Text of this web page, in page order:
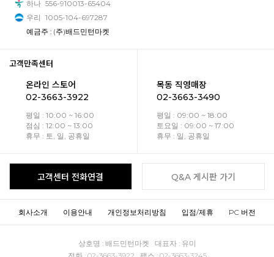
하나 556-910013-65404
우리 1005-104-697287
예금주 : (주)배드민턴마켓
고객만족센터
온라인 스토어
02-3663-3922
평일 : 10:00 ~ 16:00
점심 : 12:00 ~ 13:00
휴무 : 토, 일, 공휴일
목동 직영매장
02-3663-3490
평일 : 09:00 ~ 18:00
토요일 : 09:00 ~ 17:00
휴무 : 일, 공휴일
고객센터 전화연결 Q&A 게시판 가기
회사소개 이용안내 개인정보처리방침 입점/제휴 PC 버전
상호명 : 배드민턴마켓 대표자 : 유미